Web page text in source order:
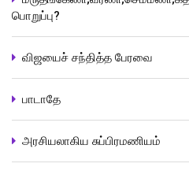
பொறுப்பு?
விஜயைச் சந்தித்த பேரவை
பாடாதே
அரசியலாகிய சுப்பிரமணியம்